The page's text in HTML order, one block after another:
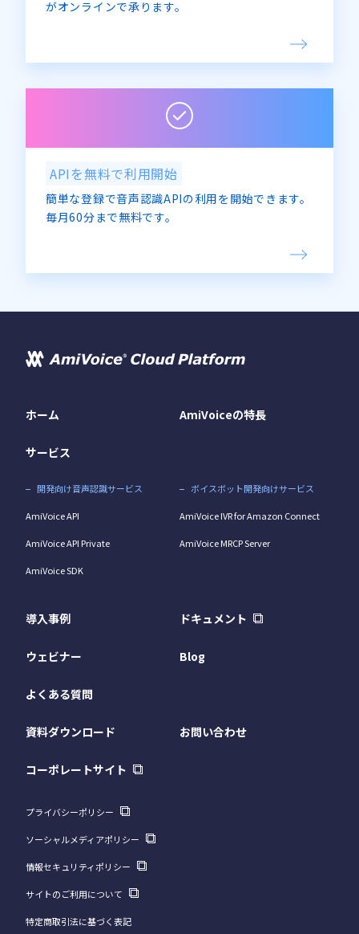
がオンラインで承ります。
APIを無料で利用開始
簡単な登録で音声認識APIの利用を開始できます。
毎月60分まで無料です。
ホーム AmiVoiceの特長
サービス
開発向け音声認識サービス
AmiVoice API
AmiVoice API Private
AmiVoice SDK
ボイスボット開発向けサービス
AmiVoice IVR for Amazon Connect
AmiVoice MRCP Server
導入事例 ドキュメント
ウェビナー Blog
よくある質問
資料ダウンロード お問い合わせ
コーポレートサイト
プライバシーポリシー
ソーシャルメディアポリシー
情報セキュリティポリシー
サイトのご利用について
特定商取引法に基づく表記